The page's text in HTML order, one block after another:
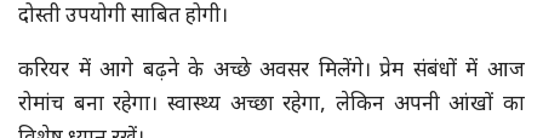
दोस्ती उपयोगी साबित होगी।
करियर में आगे बढ़ने के अच्छे अवसर मिलेंगे। प्रेम संबंधों में आज
रोमांच बना रहेगा। स्वास्थ्य अच्छा रहेगा, लेकिन अपनी आंखों का